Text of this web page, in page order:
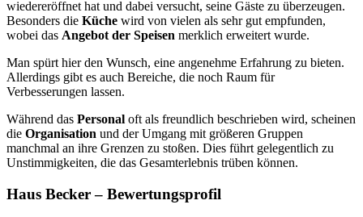
wiedereröffnet hat und dabei versucht, seine Gäste zu überzeugen.
Besonders die Küche wird von vielen als sehr gut empfunden,
wobei das Angebot der Speisen merklich erweitert wurde.
Man spürt hier den Wunsch, eine angenehme Erfahrung zu bieten.
Allerdings gibt es auch Bereiche, die noch Raum für
Verbesserungen lassen.
Während das Personal oft als freundlich beschrieben wird, scheinen
die Organisation und der Umgang mit größeren Gruppen
manchmal an ihre Grenzen zu stoßen. Dies führt gelegentlich zu
Unstimmigkeiten, die das Gesamterlebnis trüben können.
Haus Becker– Bewertungsprofil